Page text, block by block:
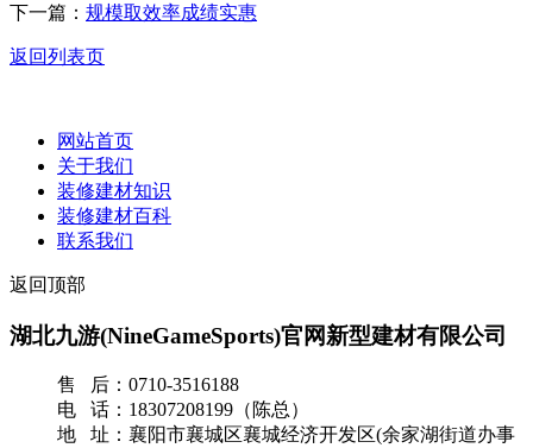
下一篇： 规模取效率成绩实惠
返回列表页
网站首页
关于我们
装修建材知识
装修建材百科
联系我们
返回顶部
湖北九游(NineGameSports)官网新型建材有限公司
售 后：0710-3516188
电 话：18307208199（陈总）
地 址：襄阳市襄城区襄城经济开发区(余家湖街道办事